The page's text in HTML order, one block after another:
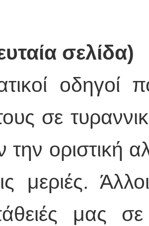
σελίδα)
σε
την οριστική
μεριές.
μας σε